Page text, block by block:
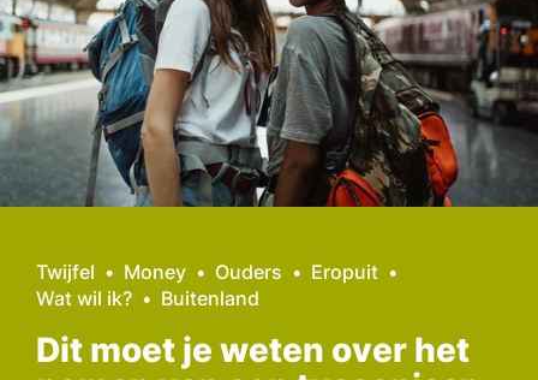
Twijfel Money Ouders
Eropuit
Wat wil ik?
Buitenland
Dit moet je weten over het